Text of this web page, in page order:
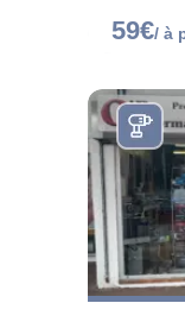
59€/ à